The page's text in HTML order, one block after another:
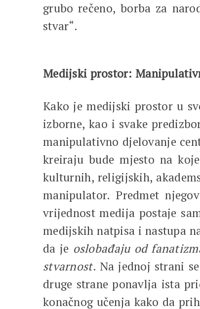
grubo rečeno, borba za
stvar“.
Medijski prostor:
Kako je medijski prostor u
izborne, kao i svake
manipulativno djelovanje
kreiraju bude mjesto na
kulturnih, religijskih,
manipulator. Predmet
vrijednost medija postaje
medijskih natpisa i nastupa
da je oslobađaju od
stvarnost. Na jednoj strani
druge strane ponavlja ista
konačnog učenja kako da